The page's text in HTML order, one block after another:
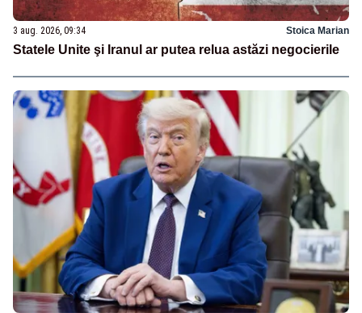
3 aug. 2026, 09:34 Stoica Marian
Statele Unite şi Iranul ar putea relua astăzi negocierile